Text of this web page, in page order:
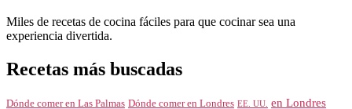
Miles de recetas de cocina fáciles para que cocinar sea una
experiencia divertida.
Recetas más buscadas
Dónde comer en Las Palmas Dónde comer en Londres EE. UU. en Londres